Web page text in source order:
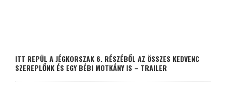
ITT REPÜL A JÉGKORSZAK 6. RÉSZÉBŐL AZ ÖSSZES KEDVENC
SZEREPLŐNK ÉS EGY BÉBI MOTKÁNY IS – TRAILER